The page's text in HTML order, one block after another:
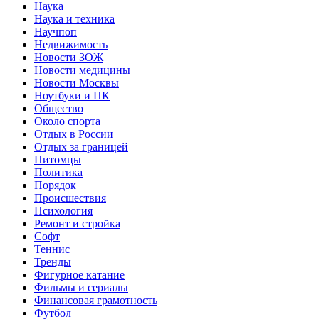
Наука
Наука и техника
Научпоп
Недвижимость
Новости ЗОЖ
Новости медицины
Новости Москвы
Ноутбуки и ПК
Общество
Около спорта
Отдых в России
Отдых за границей
Питомцы
Политика
Порядок
Происшествия
Психология
Ремонт и стройка
Софт
Теннис
Тренды
Фигурное катание
Фильмы и сериалы
Финансовая грамотность
Футбол